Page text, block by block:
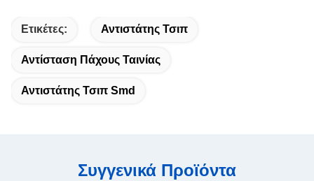
Ετικέτες: Αντιστάτης Τσιπ
Αντίσταση Πάχους Ταινίας
Αντιστάτης Τσιπ Smd
Συγγενικά Προϊόντα